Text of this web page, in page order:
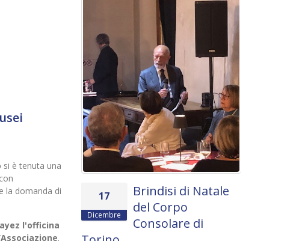
si è tenuta una
la domanda di
l'officina
.
17
Dicembre
Brindisi di Natale
del Corpo
Consolare di